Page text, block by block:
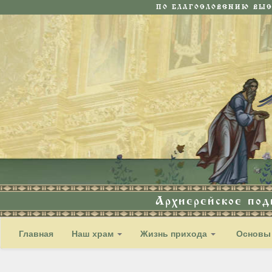
ПО БЛАГОСЛОВЕНИЮ
Архиерейское
Главная Наш храм Жизнь прихода Основы